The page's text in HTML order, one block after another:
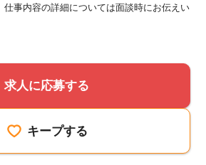
事内容の詳細については面談時にお伝えい
求人に応募する
キープする